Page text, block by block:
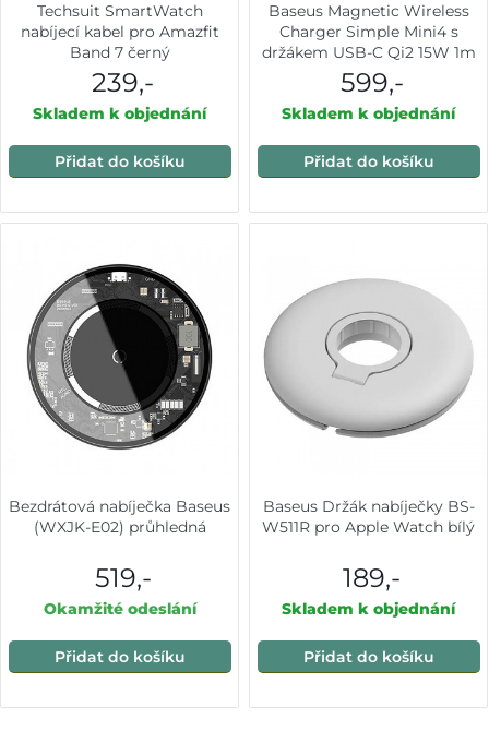
Techsuit SmartWatch
nabíjecí kabel pro Amazfit
Band 7 černý
239,-
Skladem k objednání
Přidat do košíku
Baseus Magnetic Wireless
Charger Simple Mini4 s
držákem USB-C Qi2 15W 1m
kosmická černá
599,-
Skladem k objednání
Přidat do košíku
Bezdrátová nabíječka Baseus
(WXJK-E02) průhledná
519,-
Okamžité odeslání
Přidat do košíku
Baseus Držák nabíječky BS-
W511R pro Apple Watch bílý
189,-
Skladem k objednání
Přidat do košíku